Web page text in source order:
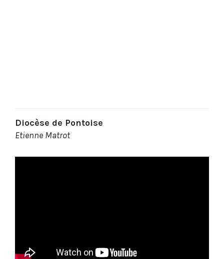
Diocèse de Pontoise
Etienne Matrot